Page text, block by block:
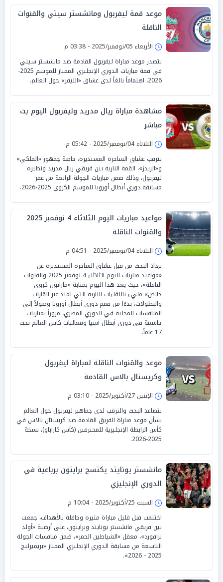
موعد قمة ليفربول ومانشستر سيتي والقنوات
الناقلة
الأربعاء 05/نوفمبر/2025 - 03:38 م
يتصدر موعد مباراة ليفربول القادمة ضد مانشستر سيتي
في قمة مباريات الدوري الإنجليزي الممتاز للموسم 2025-
2026، اهتماماً بالغاً لدى عشاق «الليفر» حول العالم.
مشاهدة مباراة ريال مدريد وليفربول اليوم بث
مباشر
الثلاثاء 04/نوفمبر/2025 - 05:42 م
يترقب عشاق الساحرة المستديرة، خاصة جمهور «الملكي»
و«الريدز»، القمة النارية بين فريقي ريال مدريد ونظيره
ليفربول، وذلك ضمن مباريات الجولة الرابعة من عمر
مسابقة دوري أبطال أوروبا للموسم الكروي 2025-2026.
مواعيد مباريات اليوم الثلاثاء 4 نوفمبر 2025
والقنوات الناقلة
الثلاثاء 04/نوفمبر/2025 - 04:51 م
يزداد البحث من قبل عشاق الساحرة المستديرة عن
«مواعيد مباريات اليوم الثلاثاء 4 نوفمبر 2025 والقنوات
الناقلة»، حيث يعد هذا اليوم بمثابة «ماراثون كروي
خالص» مليء باللقاءات النارية التي تمتد عبر القارات
والبطولات، بدءًا من قمم دوري أبطال أوروبا وصولاً إلى
المنافسات المحلية في الدوري المصري، مروراً بمباريات
حاسمة في دوري أبطال آسيا وفعاليات كأس العالم تحت
17 عاماً.
موعد والقنوات الناقلة لمباراة ليفربول
وكريستال بالاس القادمة
الإثنين 27/أكتوبر/2025 - 03:10 م
يتصاعد البحث والترقب لدى جماهير ليفربول حول العالم
بشأن موعد مباراة الفريق القادمة ضد كريستال بالاس في
كأس الرابطة الإنجليزية للمحترفين (كأس كاراباو)، نسخة
2025-2026.
مانشستر يونايتد يكتسح برايتون برباعية في
الدوري الإنجليزي
السبت 25/أكتوبر/2025 - 10:04 م
اختتمت قبل قليل مباراة مثيرة وحافلة بالأهداف، جمعت
بين فريقي مانشستر يونايتد وبرايتون، على أرضية «أولد
ترافورد»، معقل «الشياطين الحمر»، ضمن منافسات الجولة
التاسعة من مسابقة الدوري الإنجليزي الممتاز «بريميرليج
2025 - 2026».